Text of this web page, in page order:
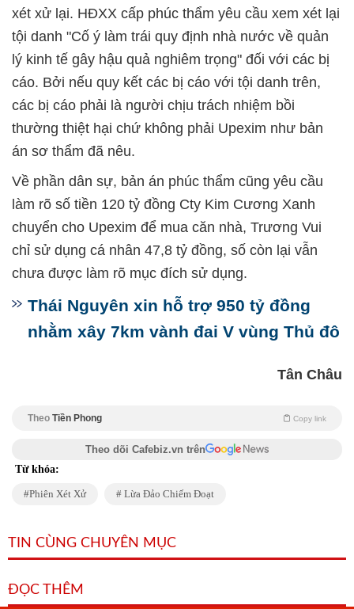
xét xử lại. HĐXX cấp phúc thẩm yêu cầu xem xét lại
tội danh "Cố ý làm trái quy định nhà nước về quản
lý kinh tế gây hậu quả nghiêm trọng" đối với các bị
cáo. Bởi nếu quy kết các bị cáo với tội danh trên,
các bị cáo phải là người chịu trách nhiệm bồi
thường thiệt hại chứ không phải Upexim như bản
án sơ thẩm đã nêu.
Về phần dân sự, bản án phúc thẩm cũng yêu cầu
làm rõ số tiền 120 tỷ đồng Cty Kim Cương Xanh
chuyển cho Upexim để mua căn nhà, Trương Vui
chỉ sử dụng cá nhân 47,8 tỷ đồng, số còn lại vẫn
chưa được làm rõ mục đích sử dụng.
Thái Nguyên xin hỗ trợ 950 tỷ đồng
nhằm xây 7km vành đai V vùng Thủ đô
Tân Châu
Theo Tiền Phong Copy link
Theo dõi Cafebiz.vn trên
Từ khóa:
Phiên Xét Xử Lừa Đảo Chiếm Đoạt
TIN CÙNG CHUYÊN MỤC
ĐỌC THÊM